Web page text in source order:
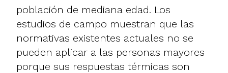
población de mediana edad. Los
estudios de campo muestran que las
normativas existentes actuales no se
pueden aplicar a las personas mayores
porque sus respuestas térmicas son